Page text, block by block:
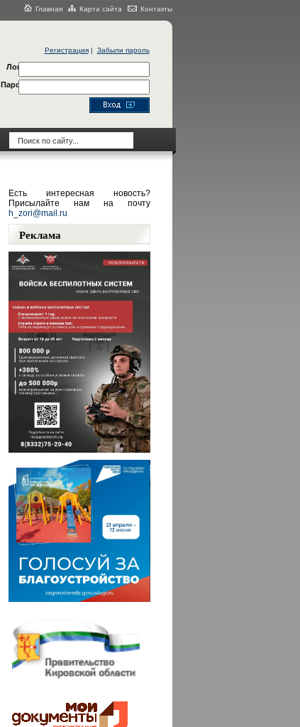
Главная Карта сайта Контакты
Регистрация| Забыли пароль
Логин
Пароль
Есть интересная новость?
Присылайте нам на почту
h_zori@mail.ru
Реклама